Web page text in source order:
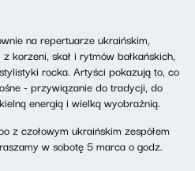
na repertuarze ukraińskim,
korzeni, skał i rytmów bałkańskich,
rocka. Artyści pokazują to, co
- przywiązanie do tradycji, do
energią i wielką wyobraźnią.
z czołowym ukraińskim zespółem
w sobotę 5 marca o godz.